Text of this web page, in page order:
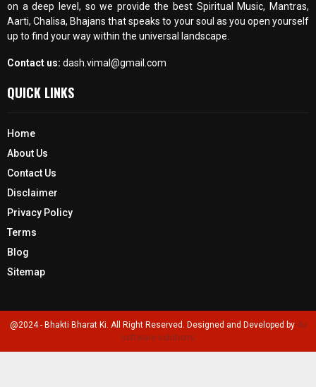
on a deep level, so we provide the best Spiritual Music, Mantras,
Aarti, Chalisa, Bhajans that speaks to your soul as you open yourself
up to find your way within the universal landscape.
Contact us: dash.vimal@gmail.com
QUICK LINKS
Home
About Us
Contact Us
Disclaimer
Privacy Policy
Terms
Blog
Sitemap
@2024 - Bhakti Bharat Ki. All Right Reserved. Designed and Developed by 4u
software solutions